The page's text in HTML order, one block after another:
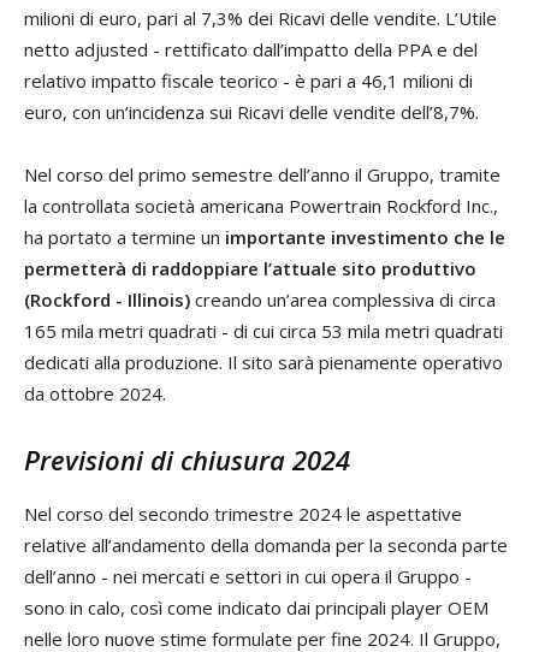
milioni di euro, pari al 7,3% dei Ricavi delle vendite. L’Utile
netto adjusted - rettificato dall’impatto della PPA e del
relativo impatto fiscale teorico - è pari a 46,1 milioni di
euro, con un’incidenza sui Ricavi delle vendite dell’8,7%.
Nel corso del primo semestre dell’anno il Gruppo, tramite
la controllata società americana Powertrain Rockford Inc.,
ha portato a termine un importante investimento che le
permetterà di raddoppiare l’attuale sito produttivo
(Rockford - Illinois) creando un’area complessiva di circa
165 mila metri quadrati - di cui circa 53 mila metri quadrati
dedicati alla produzione. Il sito sarà pienamente operativo
da ottobre 2024.
Previsioni di chiusura 2024
Nel corso del secondo trimestre 2024 le aspettative
relative all’andamento della domanda per la seconda parte
dell’anno - nei mercati e settori in cui opera il Gruppo -
sono in calo, così come indicato dai principali player OEM
nelle loro nuove stime formulate per fine 2024. Il Gruppo,